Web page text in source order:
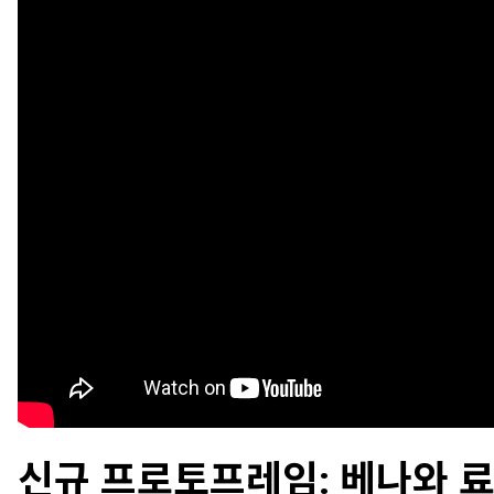
신규 프로토프레임: 베나와